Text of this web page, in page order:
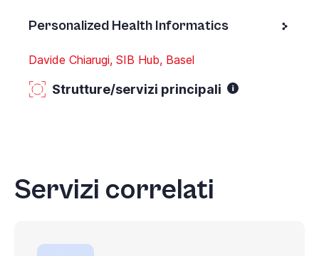
Personalized Health Informatics
Davide Chiarugi, SIB Hub, Basel
Strutture/servizi principali
Servizi correlati